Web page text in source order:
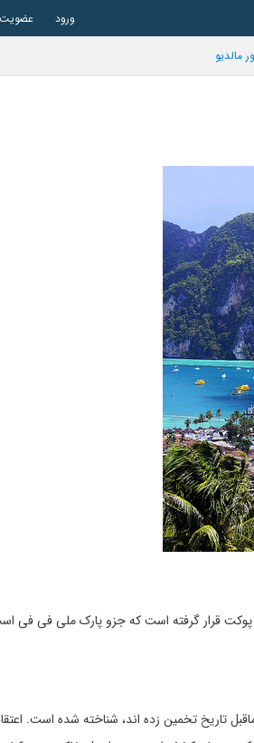
ورود عضویت
مالدیو
هم ایجاد شده است. این جزیره در 50 کیلومتری شرق شهر پوکت قرار گرفته است که جزو پارک ملی فی
تاریخ تخمین زده اند، شناخته شده است.